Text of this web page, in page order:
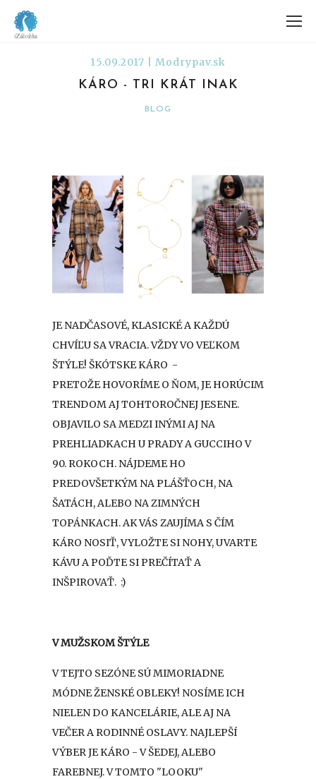
15.09.2017 | Modrypav.sk
KÁRO - TRI KRÁT INAK
BLOG
JE NADČASOVÉ, KLASICKÉ A KAŽDÚ
CHVÍĽU SA VRACIA. VŽDY VO VEĽKOM
ŠTÝLE! ŠKÓTSKE KÁRO -
PRETOŽE HOVORÍME O ŇOM, JE HORÚCIM
TRENDOM AJ TOHTOROČNEJ JESENE.
OBJAVILO SA MEDZI INÝMI AJ NA
PREHLIADKACH U PRADY A GUCCIHO V
90. ROKOCH. NÁJDEME HO
PREDOVŠETKÝM NA PLÁŠŤOCH, NA
ŠATÁCH, ALEBO NA ZIMNÝCH
TOPÁNKACH. AK VÁS ZAUJÍMA S ČÍM
KÁRO NOSIŤ, VYLOŽTE SI NOHY, UVARTE
KÁVU A POĎTE SI PREČÍTAŤ A
INŠPIROVAŤ. :)
V MUŽSKOM ŠTÝLE
V TEJTO SEZÓNE SÚ MIMORIADNE
MÓDNE ŽENSKÉ OBLEKY! NOSÍME ICH
NIELEN DO KANCELÁRIE, ALE AJ NA
VEČER A RODINNÉ OSLAVY. NAJLEPŠÍ
VÝBER JE KÁRO - V ŠEDEJ, ALEBO
FAREBNEJ. V TOMTO "LOOKU"